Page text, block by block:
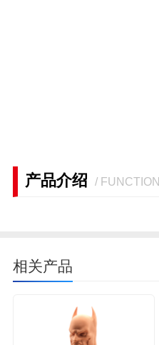
产品介绍 / FUNCTION
相关产品